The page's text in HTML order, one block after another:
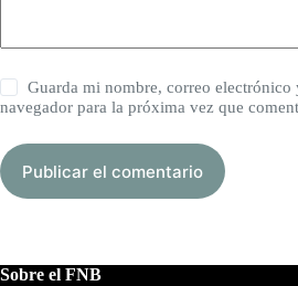
Guarda mi nombre, correo electrónico
navegador para la próxima vez que
Publicar el comentario
Sobre el FNB